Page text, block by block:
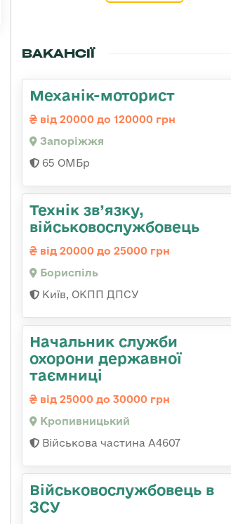
ВАКАНСІЇ
Механік-моторист
від 20000 до 120000 грн
Запоріжжя
65 ОМБр
Технік зв’язку,
військовослужбовець
від 20000 до 25000 грн
Бориспіль
Київ, ОКПП ДПСУ
Начальник служби
охорони державної
таємниці
від 25000 до 30000 грн
Кропивницький
Військова частина А4607
Військовослужбовець в
ЗСУ